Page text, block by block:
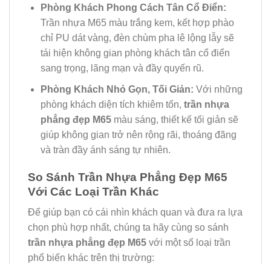
Phòng Khách Phong Cách Tân Cổ Điển:
Trần nhựa M65 màu trắng kem, kết hợp phào
chỉ PU dát vàng, đèn chùm pha lê lộng lẫy sẽ
tái hiện không gian phòng khách tân cổ điển
sang trọng, lãng mạn và đầy quyến rũ.
Phòng Khách Nhỏ Gọn, Tối Giản: Với những
phòng khách diện tích khiêm tốn, trần nhựa
phẳng đẹp M65màu sáng, thiết kế tối giản sẽ
giúp không gian trở nên rộng rãi, thoáng đãng
và tràn đầy ánh sáng tự nhiên.
So Sánh Trần Nhựa Phẳng Đẹp M65
Với Các Loại Trần Khác
Để giúp bạn có cái nhìn khách quan và đưa ra lựa
chọn phù hợp nhất, chúng ta hãy cùng so sánh
trần nhựa phẳng đẹp M65 với một số loại trần
phổ biến khác trên thị trường: